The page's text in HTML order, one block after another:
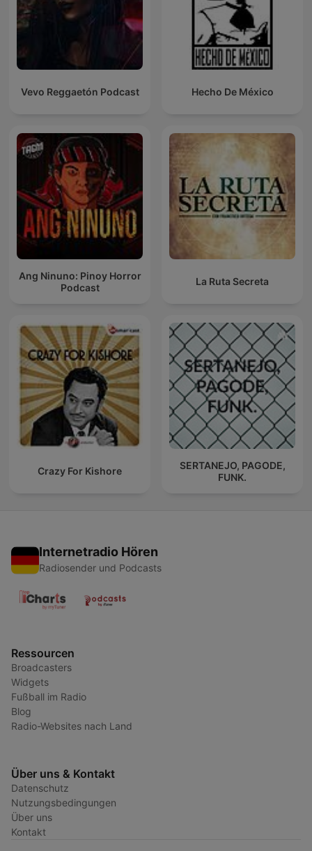
Vevo Reggaetón Podcast Hecho De México
Ang Ninuno: Pinoy Horror
Podcast
La Ruta Secreta
Crazy For Kishore
SERTANEJO, PAGODE,
FUNK.
Internetradio Hören
Radiosender und Podcasts
Ressourcen
Broadcasters
Widgets
Fußball im Radio
Blog
Radio-Websites nach Land
Über uns & Kontakt
Datenschutz
Nutzungsbedingungen
Über uns
Kontakt